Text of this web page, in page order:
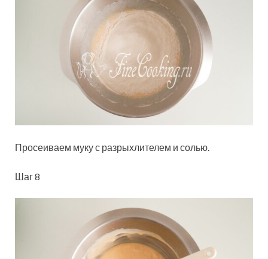
Просеиваем муку с разрыхлителем и солью.
Шаг 8